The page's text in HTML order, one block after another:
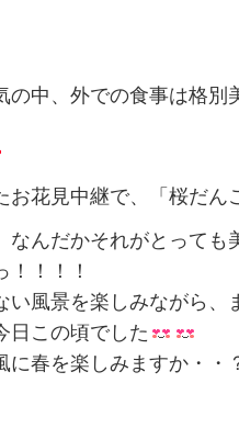
の中、外での食事は格
花見中継で、「桜だん
なんだかそれがとっても
！！！
い風景を楽しみながら、
日この頃でした
に春を楽しみますか・・